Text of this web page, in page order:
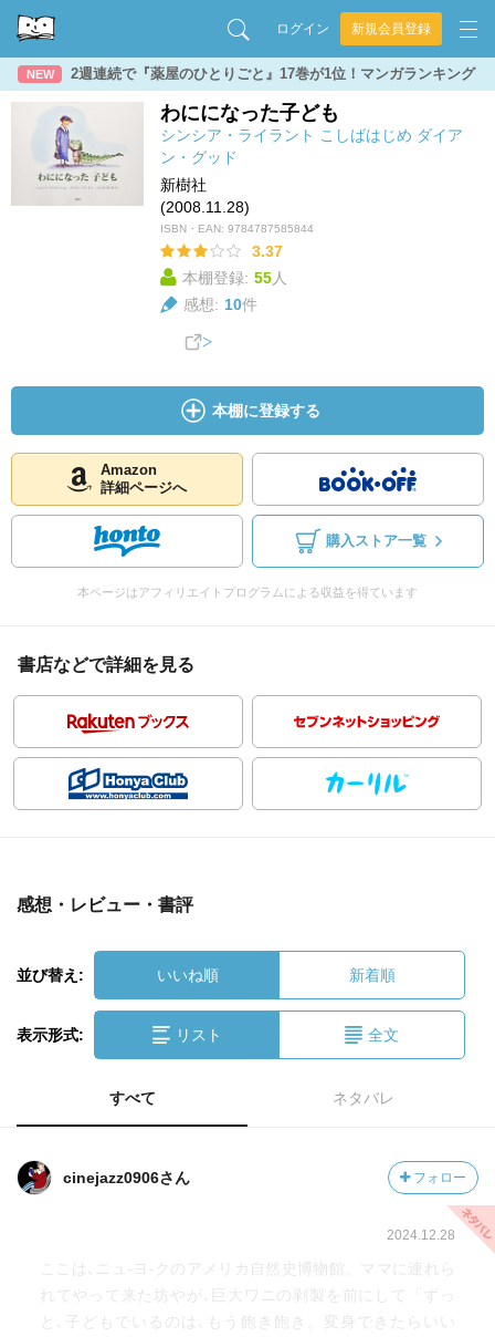
ログイン 新規会員登録
NEW 2週連続で『薬屋のひとりごと』17巻が1位！マンガランキング
わにになった子ども
シンシア・ライラント こしばはじめ ダイア
ン・グッド
新樹社
(2008.11.28)
ISBN・EAN: 9784787585844
3.37
本棚登録: 55人
感想: 10件
本棚に登録する
Amazon
詳細ページへ
購入ストア一覧
本ページはアフィリエイトプログラムによる収益を得ています
書店などで詳細を見る
感想・レビュー・書評
並び替え: いいね順 新着順
表示形式: リスト 全文
すべて ネタバレ
cinejazz0906さん フォロー
2024.12.28
ここは､ニュ-ヨ-クのアメリカ自然史博物館。ママに連れら
れてやって来た坊やが､巨大ワニの剥製を前にして「ずっ
と､子どもでいるのは､もう飽き飽き。変身できたらいい